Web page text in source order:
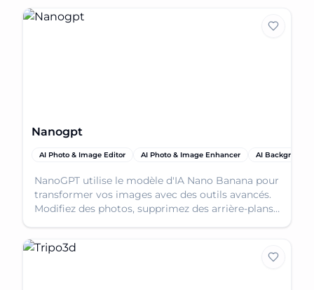
Nanogpt
AI Photo & Image Editor AI Photo & Image Enhancer AI Background
NanoGPT utilise le modèle d'IA Nano Banana pour
transformer vos images avec des outils avancés.
Modifiez des photos, supprimez des arrière-plans